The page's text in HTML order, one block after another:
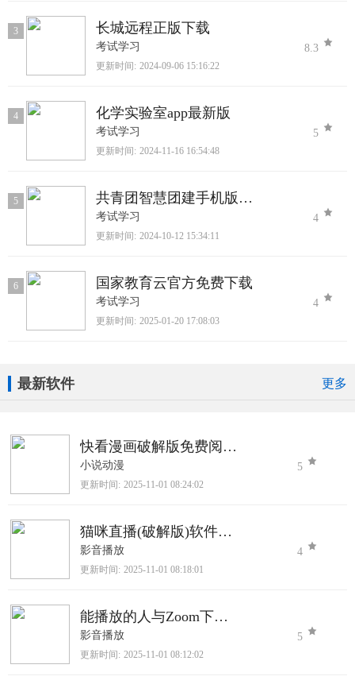
3 长城远程正版下载
考试学习 8.3
更新时间: 2024-09-06 15:16:22
4 化学实验室app最新版
考试学习 5
更新时间: 2024-11-16 16:54:48
5 共青团智慧团建手机版下载
考试学习 4
更新时间: 2024-10-12 15:34:11
6 国家教育云官方免费下载
考试学习 4
更新时间: 2025-01-20 17:08:03
最新软件 更多
快看漫画破解版免费阅读2025最新版
小说动漫 5
更新时间: 2025-11-01 08:24:02
猫咪直播(破解版)软件下载
影音播放 4
更新时间: 2025-11-01 08:18:01
能播放的人与Zoom下载官网版
影音播放 5
更新时间: 2025-11-01 08:12:02